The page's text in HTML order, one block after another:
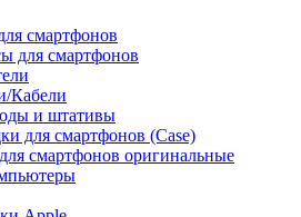
смартфонов
для смартфонов
Кабели
и штативы
для смартфонов (Case)
смартфонов оригинальные